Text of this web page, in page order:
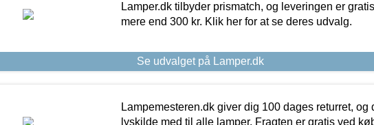
Lamper.dk tilbyder prismatch, og leveringen er
mere end 300 kr. Klik her for at se deres udvalg.
Se udvalget på Lamper.dk
Lampemesteren.dk giver dig 100 dages returret, og
lyskilde med til alle lamper. Fragten er gratis ved